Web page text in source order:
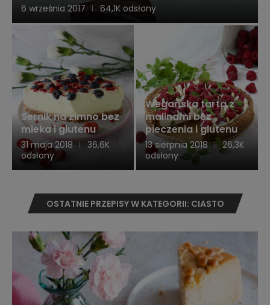
6 września 2017 64,1K odsłony
Sernik na zimno bez
mleka i glutenu
31 maja 2018
36,6K
odsłony
Wegańska tarta z
malinami bez
pieczenia i glutenu
13 sierpnia 2018
26,3K
odsłony
OSTATNIE PRZEPISY W KATEGORII: CIASTO